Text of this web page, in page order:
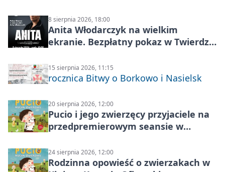
8 sierpnia 2026, 18:00
Anita Włodarczyk na wielkim
ekranie. Bezpłatny pokaz w Twierdzy
15 sierpnia 2026, 11:15
rocznica Bitwy o Borkowo i Nasielsk
20 sierpnia 2026, 12:00
Pucio i jego zwierzęcy przyjaciele na
przedpremierowym seansie w
24 sierpnia 2026, 12:00
Rodzinna opowieść o zwierzakach w